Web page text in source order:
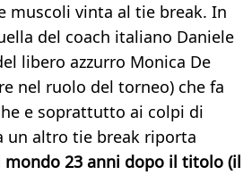
muscoli vinta al tie break. In
del coach italiano Daniele
libero azzurro Monica De
nel ruolo del torneo) che fa
e soprattutto ai colpi di
un altro tie break riporta
23 anni dopo il titolo (il